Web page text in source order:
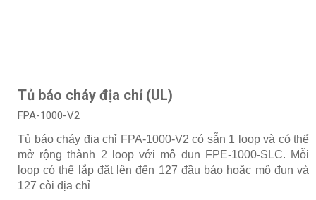
Tủ báo cháy địa chỉ (UL)
FPA-1000-V2
Tủ báo cháy địa chỉ FPA-1000-V2 có sẵn 1 loop và có thể
mở rộng thành 2 loop với mô đun FPE‐1000‐SLC. Mỗi
loop có thể lắp đặt lên đến 127 đầu báo hoặc mô đun và
127 còi địa chỉ